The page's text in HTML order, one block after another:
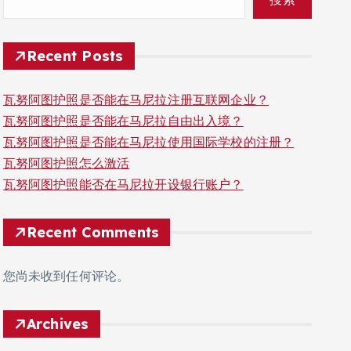
Recent Posts
瓦努阿图护照是否能在马尼拉注册互联网企业？
瓦努阿图护照是否能在马尼拉自由出入境？
瓦努阿图护照是否能在马尼拉使用国际学校的注册？
瓦努阿图护照怎么激活
瓦努阿图护照能否在马尼拉开设银行账户？
Recent Comments
您尚未收到任何评论。
Archives